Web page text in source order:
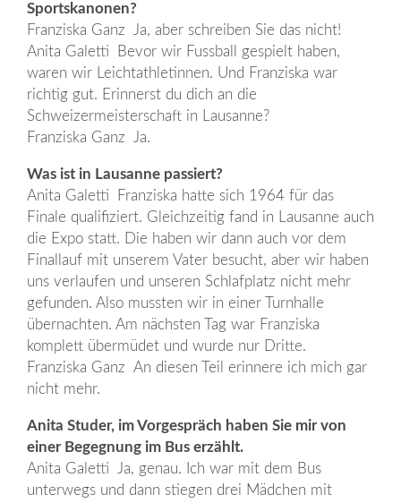
Sportskanonen?
Franziska Ganz Ja, aber schreiben Sie das nicht!
Anita Galetti Bevor wir Fussball gespielt haben,
waren wir Leichtathletinnen. Und Franziska war
richtig gut. Erinnerst du dich an die
Schweizermeisterschaft in Lausanne?
Franziska Ganz Ja.
Was ist in Lausanne passiert?
Anita Galetti Franziska hatte sich 1964 für das
Finale qualifiziert. Gleichzeitig fand in Lausanne auch
die Expo statt. Die haben wir dann auch vor dem
Finallauf mit unserem Vater besucht, aber wir haben
uns verlaufen und unseren Schlafplatz nicht mehr
gefunden. Also mussten wir in einer Turnhalle
übernachten. Am nächsten Tag war Franziska
komplett übermüdet und wurde nur Dritte.
Franziska Ganz An diesen Teil erinnere ich mich gar
nicht mehr.
Anita Studer, im Vorgespräch haben Sie mir von
einer Begegnung im Bus erzählt.
Anita Galetti Ja, genau. Ich war mit dem Bus
unterwegs und dann stiegen drei Mädchen mit